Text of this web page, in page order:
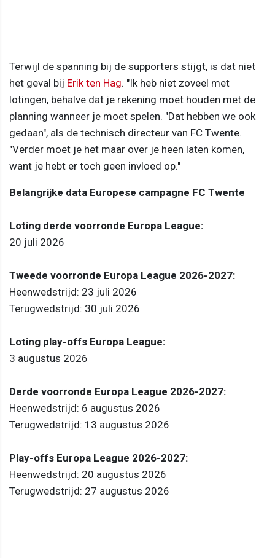
Terwijl de spanning bij de supporters stijgt, is dat niet
het geval bij Erik ten Hag. "Ik heb niet zoveel met
lotingen, behalve dat je rekening moet houden met de
planning wanneer je moet spelen. "Dat hebben we ook
gedaan", als de technisch directeur van FC Twente.
"Verder moet je het maar over je heen laten komen,
want je hebt er toch geen invloed op."
Belangrijke data Europese campagne FC Twente
Loting derde voorronde Europa League:
20 juli 2026
Tweede voorronde Europa League 2026-2027:
Heenwedstrijd: 23 juli 2026
Terugwedstrijd: 30 juli 2026
Loting play-offs Europa League:
3 augustus 2026
Derde voorronde Europa League 2026-2027:
Heenwedstrijd: 6 augustus 2026
Terugwedstrijd: 13 augustus 2026
Play-offs Europa League 2026-2027:
Heenwedstrijd: 20 augustus 2026
Terugwedstrijd: 27 augustus 2026